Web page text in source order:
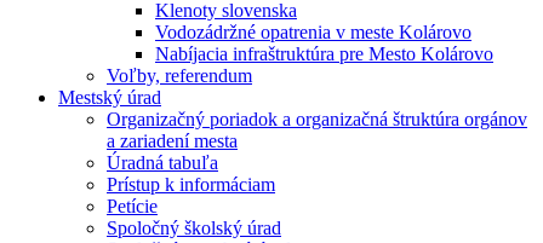
Klenoty slovenska
Vodozádržné opatrenia v meste Kolárovo
Nabíjacia infraštruktúra pre Mesto Kolárovo
Voľby, referendum
Mestský úrad
Organizačný poriadok a organizačná štruktúra orgánov
a zariadení mesta
Úradná tabuľa
Prístup k informáciam
Petície
Spoločný školský úrad